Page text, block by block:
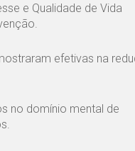
e Qualidade de Vida
efetivas na
no domínio mental de